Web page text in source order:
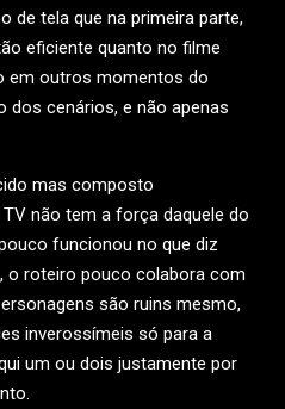
de tela que na primeira parte,
eficiente quanto no filme
em outros momentos do
cenários, e não apenas
mas composto
não tem a força daquele do
funcionou no que diz
o roteiro pouco colabora com
são ruins mesmo,
inverossímeis só para a
um ou dois justamente por